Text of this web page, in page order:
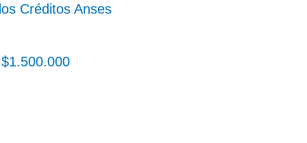
Créditos Anses